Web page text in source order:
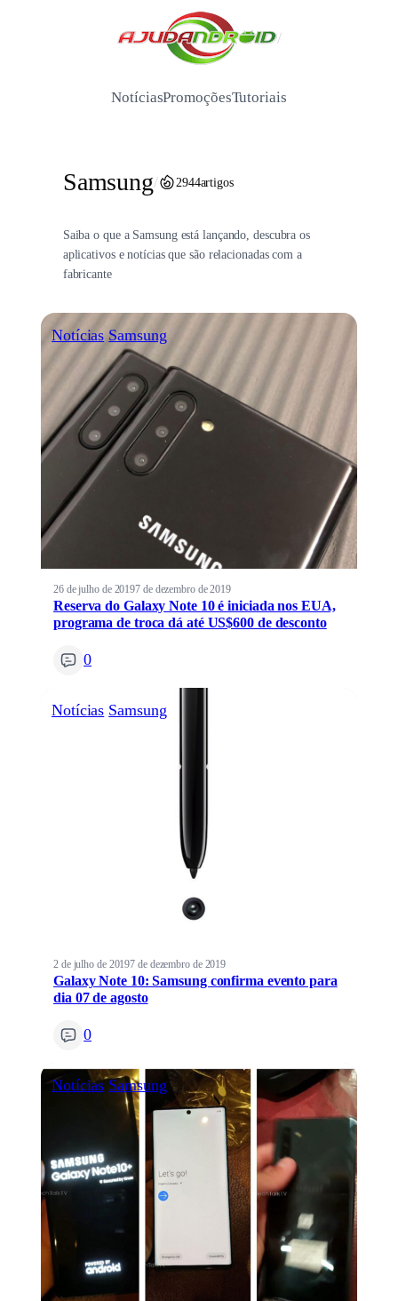
/
NotíciasPromoçõesTutoriais
Samsung/ 2944artigos
Saiba o que a Samsung está lançando, descubra os
aplicativos e notícias que são relacionadas com a
fabricante
Notícias Samsung
26 de julho de 20197 de dezembro de 2019
Reserva do Galaxy Note 10 é iniciada nos EUA,
programa de troca dá até US$600 de desconto
0
Notícias Samsung
2 de julho de 20197 de dezembro de 2019
Galaxy Note 10: Samsung confirma evento para
dia 07 de agosto
0
Notícias Samsung